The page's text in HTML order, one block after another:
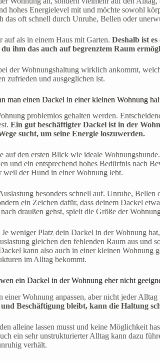
hohes Energielevel mit und möchte sowohl
das oft schnell durch Unruhe, Bellen oder
auf als in einem Haus mit Garten. Deshalb ist
ihm das auch auf begrenztem Raum
der Wohnungshaltung wirklich ankommt,
zufrieden und ausgeglichen ist.
man einen Dackel in einer kleinen Wohnung
problemlos gehalten werden.
Ein gut beschäftigter Dackel ist in der
sucht, um seine Energie loszuwerden.
den ersten Blick wie ideale
und ein entsprechend hohes Bedürfnis nach
der Hund in einer Wohnung lebt.
besonders schnell auf. Unruhe, Bellen
ein Zeichen dafür, dass deinem Dackel
draußen gehst, spielt die Größe der
Je weniger Platz dein Dackel in der Wohnung
gleichen den fehlenden Raum aus und
kann also auch in einer kleinen Wohnung
im Alltag bekommt.
ein Dackel in der Wohnung eher nicht
Wohnung anpassen, aber nicht jeder Alltag
Beschäftigung bleibt, kann die Haltung
alleine lassen musst und keine Möglichkeit
ein sehr unstrukturierter Alltag kann dazu
verhält.